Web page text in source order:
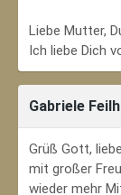
Liebe Mutter,
Ich liebe Dich
Gabriele
Grüß Gott,
mit großer
wieder mehr